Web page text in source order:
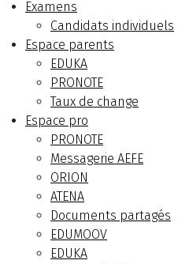
Examens
Candidats individuels
Espace parents
EDUKA
PRONOTE
Taux de change
Espace pro
PRONOTE
Messagerie AEFE
ORION
ATENA
Documents partagés
EDUMOOV
EDUKA